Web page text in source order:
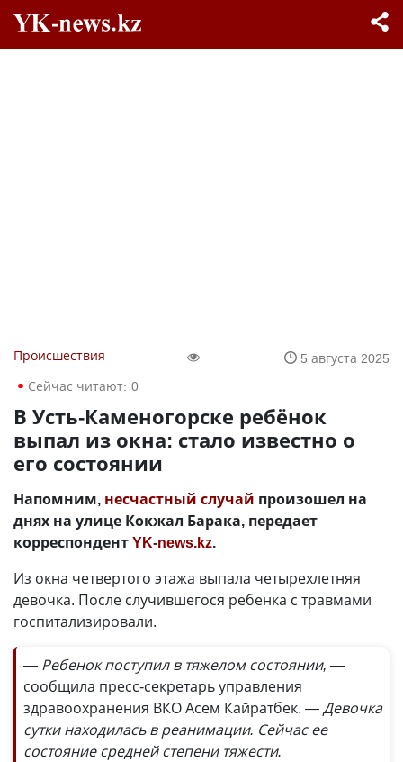
Происшествия
5 августа 2025
Сейчас читают: 0
В Усть-Каменогорске ребёнок
выпал из окна: стало известно о
его состоянии
Напомним, несчастный случай произошел на
днях на улице Кокжал Барака, передает
корреспондентYK-news.kz.
Из окна четвертого этажа выпала четырехлетняя
девочка. После случившегося ребенка с травмами
госпитализировали.
— Ребенок поступил в тяжелом состоянии, —
сообщила пресс-секретарь управления
здравоохранения ВКО Асем Кайратбек. — Девочка
сутки находилась в реанимации. Сейчас ее
состояние средней степени тяжести.